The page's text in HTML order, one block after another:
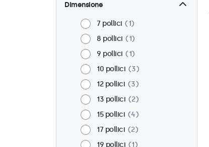
Dimensione
7 pollici
1
8 pollici
1
9 pollici
1
10 pollici
3
12 pollici
3
13 pollici
2
15 pollici
4
17 pollici
2
19 pollici
1